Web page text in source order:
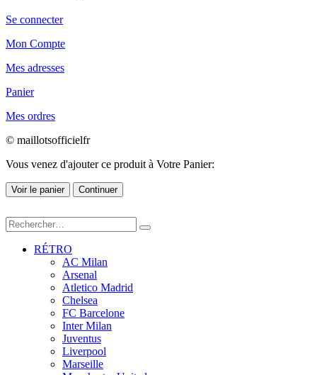
Se connecter
Mon Compte
Mes adresses
Panier
Mes ordres
© maillotsofficielfr
Vous venez d'ajouter ce produit à Votre Panier:
Voir le panier Continuer
RÉTRO
AC Milan
Arsenal
Atletico Madrid
Chelsea
FC Barcelone
Inter Milan
Juventus
Liverpool
Marseille